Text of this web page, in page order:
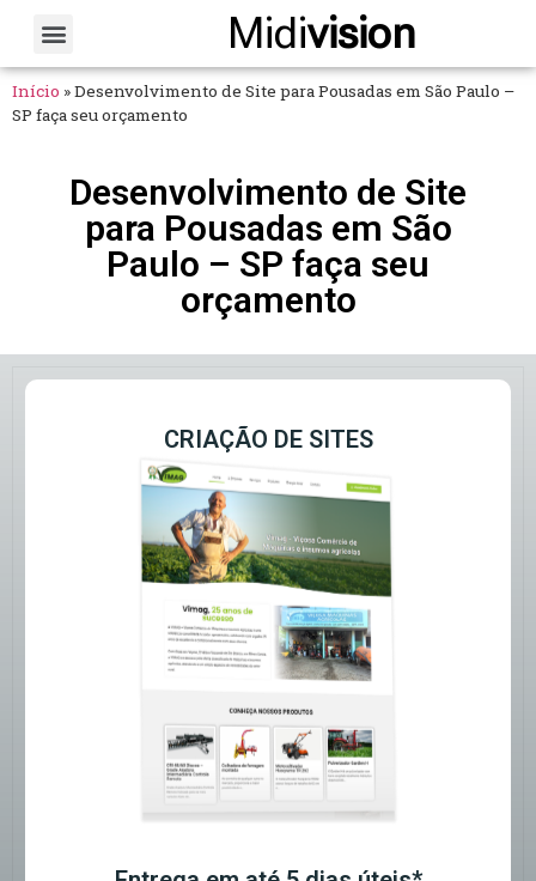
Midivision
Início »Desenvolvimento de Site para Pousadas em São Paulo –
SP faça seu orçamento
Desenvolvimento de Site
para Pousadas em São
Paulo – SP faça seu
orçamento
CRIAÇÃO DE SITES